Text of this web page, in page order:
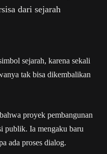
dari sejarah
sejarah, karena sekali
tak bisa dikembalikan
proyek pembangunan
publik. Ia mengaku baru
ada proses dialog.